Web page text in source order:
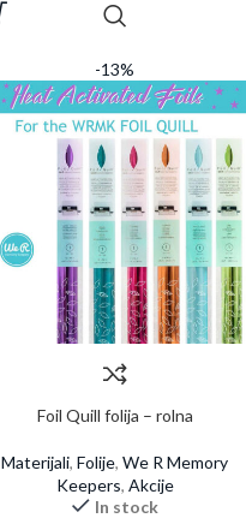
-13%
Foil Quill folija – rolna
Materijali, Folije, We R Memory
Keepers, Akcije
In stock